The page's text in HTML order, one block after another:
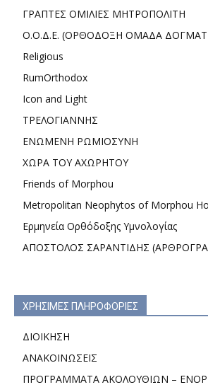
ΓΡΑΠΤΕΣ ΟΜΙΛΙΕΣ ΜΗΤΡΟΠΟΛΙΤΗ
Ο.Ο.Δ.Ε. (ΟΡΘΟΔΟΞΗ ΟΜΑΔΑ
Religious
RumOrthodox
Icon and Light
ΤΡΕΛΟΓΙΑΝΝΗΣ
ΕΝΩΜΕΝΗ ΡΩΜΙΟΣΥΝΗ
ΧΩΡΑ ΤΟΥ ΑΧΩΡΗΤΟΥ
Friends of Morphou
Metropolitan Neophytos of Morphou
Ερμηνεία Ορθόδοξης Υμνολογίας
ΑΠΟΣΤΟΛΟΣ ΣΑΡΑΝΤΙΔΗΣ
ΧΡΗΣΙΜΕΣ ΠΛΗΡΟΦΟΡΙΕΣ
ΔΙΟΙΚΗΣΗ
ΑΝΑΚΟΙΝΩΣΕΙΣ
ΠΡΟΓΡΑΜΜΑΤΑ ΑΚΟΛΟΥΘΙΩΝ –